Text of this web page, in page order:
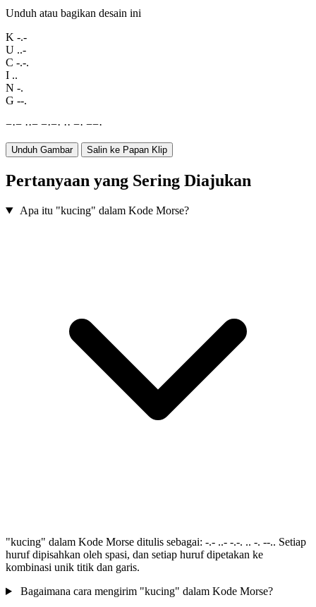
Unduh atau bagikan desain ini
K -.-
U ..-
C -.-.
I ..
N -.
G --.
−·− ··− −·−· ·· −· −−·
Unduh Gambar Salin ke Papan Klip
Pertanyaan yang Sering Diajukan
Apa itu "kucing" dalam Kode Morse?
"kucing" dalam Kode Morse ditulis sebagai: -.- ..- -.-. .. -. --.. Setiap
huruf dipisahkan oleh spasi, dan setiap huruf dipetakan ke
kombinasi unik titik dan garis.
Bagaimana cara mengirim "kucing" dalam Kode Morse?